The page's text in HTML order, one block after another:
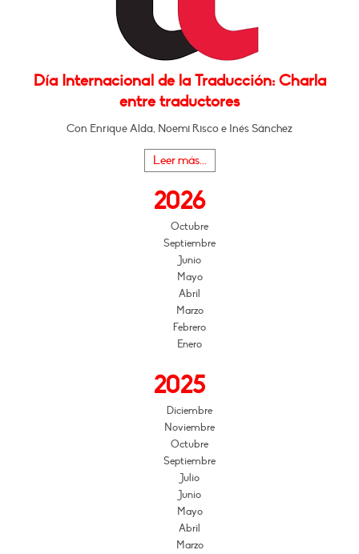
Día Internacional de la Traducción: Charla
entre traductores
Con Enrique Alda, Noemi Risco e Inés Sánchez
Leer más...
2026
Octubre
Septiembre
Junio
Mayo
Abril
Marzo
Febrero
Enero
2025
Diciembre
Noviembre
Octubre
Septiembre
Julio
Junio
Mayo
Abril
Marzo